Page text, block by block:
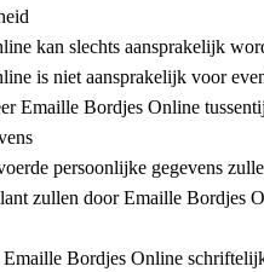
kan slechts aansprakelijk
is niet aansprakelijk voor
Emaille Bordjes Online
persoonlijke gegevens
zullen door Emaille Bordjes
Bordjes Online